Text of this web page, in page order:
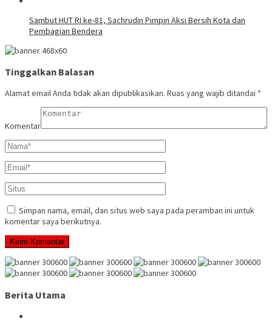
Sambut HUT RI ke-81, Sachrudin Pimpin Aksi Bersih Kota dan
Pembagian Bendera
Tinggalkan Balasan
Alamat email Anda tidak akan dipublikasikan. Ruas yang wajib ditandai *
Komentar
Simpan nama, email, dan situs web saya pada peramban ini untuk
komentar saya berikutnya.
Berita Utama